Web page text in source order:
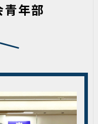
年部